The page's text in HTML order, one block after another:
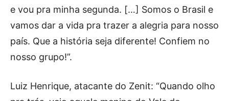
e vou pra minha segunda. […] Somos o Brasil e
vamos dar a vida pra trazer a alegria para nosso
país. Que a história seja diferente! Confiem no
nosso grupo!”.
Luiz Henrique, atacante do Zenit: “Quando olho